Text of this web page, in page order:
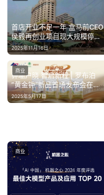
首店开业不足一年 盒马前CEO
侯毅再创业项目现大规模停业
调整
2025年11月16日
钾喻户晓 智启新程 | 罗布泊
“黄金钾”新品首场发布会在疆
内成功举办
2025年5月17日
商业
商业